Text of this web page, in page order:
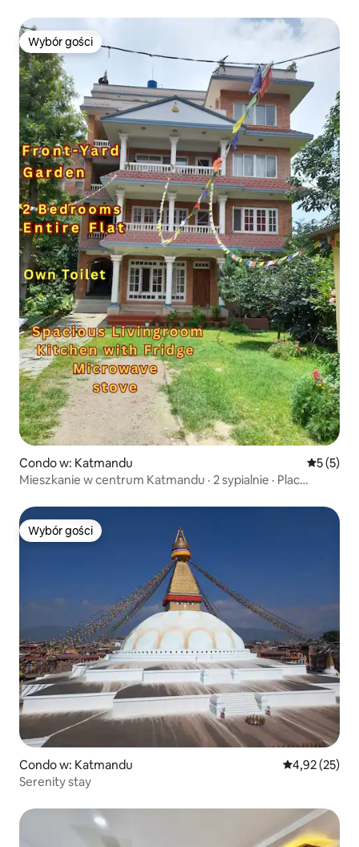
Wybór gości
Wybór gości
Condo w: Katmandu Średnia
5 (5)
Mieszkanie w centrum Katmandu · 2 sypialnie · Plac
Wybór gości
Wybór gości
Condo w: Katmandu Średnia
4,92 (25)
Serenity stay